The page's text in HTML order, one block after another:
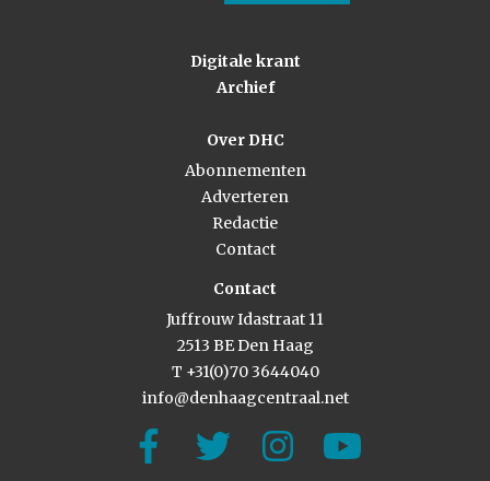
Digitale krant
Archief
Over DHC
Abonnementen
Adverteren
Redactie
Contact
Contact
Juffrouw Idastraat 11
2513 BE Den Haag
T +31(0)70 3644040
info@denhaagcentraal.net